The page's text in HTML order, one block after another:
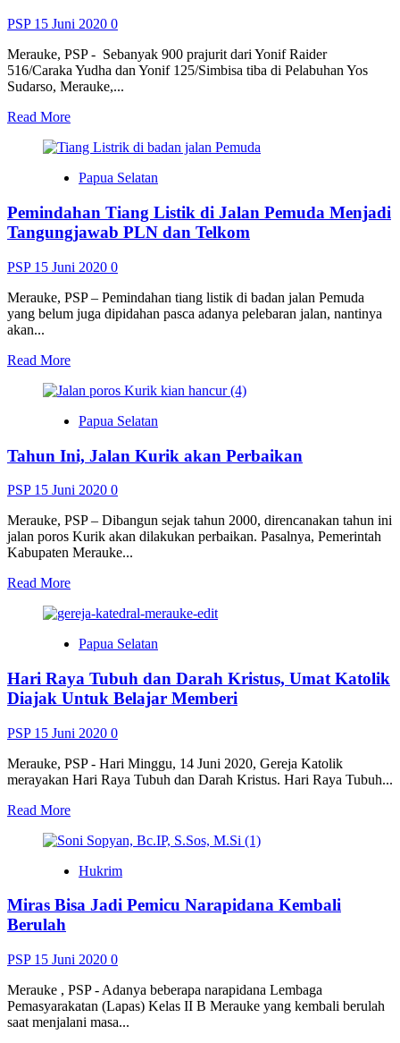
karena
Covid-
19
PSP 15 Juni 2020 0
Merauke, PSP - Sebanyak 900 prajurit dari Yonif Raider
516/Caraka Yudha dan Yonif 125/Simbisa tiba di Pelabuhan Yos
Sudarso, Merauke,...
Read MoreRead
about
Prajurit
yang
Tiba
di
Merauke,
Bebas
dari
Covid-
19
Papua Selatan
Pemindahan Tiang Listik di Jalan Pemuda Menjadi
Tangungjawab PLN dan Telkom
PSP 15 Juni 2020 0
Merauke, PSP – Pemindahan tiang listik di badan jalan Pemuda
yang belum juga dipidahan pasca adanya pelebaran jalan, nantinya
akan...
Read MoreRead
about
Tiang
di
Pemuda
Tangungjawab
PLN
dan
Papua Selatan
Tahun Ini, Jalan Kurik akan Perbaikan
PSP 15 Juni 2020 0
Merauke, PSP – Dibangun sejak tahun 2000, direncanakan tahun ini
jalan poros Kurik akan dilakukan perbaikan. Pasalnya, Pemerintah
Kabupaten Merauke...
Read MoreRead
about
Ini,
Kurik
akan
Perbaikan
Papua Selatan
Hari Raya Tubuh dan Darah Kristus, Umat Katolik
Diajak Untuk Belajar Memberi
PSP 15 Juni 2020 0
Merauke, PSP - Hari Minggu, 14 Juni 2020, Gereja Katolik
merayakan Hari Raya Tubuh dan Darah Kristus. Hari Raya Tubuh...
Read MoreRead
about
Raya
dan
Umat
Katolik
Diajak
Untuk
Belajar
Hukrim
Miras Bisa Jadi Pemicu Narapidana Kembali
Berulah
PSP 15 Juni 2020 0
Merauke , PSP - Adanya beberapa narapidana Lembaga
Pemasyarakatan (Lapas) Kelas II B Merauke yang kembali berulah
saat menjalani masa...